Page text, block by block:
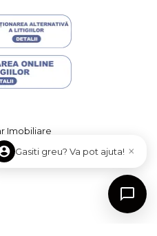
Muresanu
Turzii
Imobiliare
ImmoFlux
Gasiti greu? Va pot ajuta! ×